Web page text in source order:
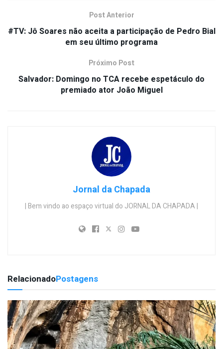
Post Anterior
#TV: Jô Soares não aceita a participação de Pedro Bial
em seu último programa
Próximo Post
Salvador: Domingo no TCA recebe espetáculo do
premiado ator João Miguel
Jornal da Chapada
| Bem vindo ao espaço virtual do JORNAL DA CHAPADA |
RelacionadoPostagens